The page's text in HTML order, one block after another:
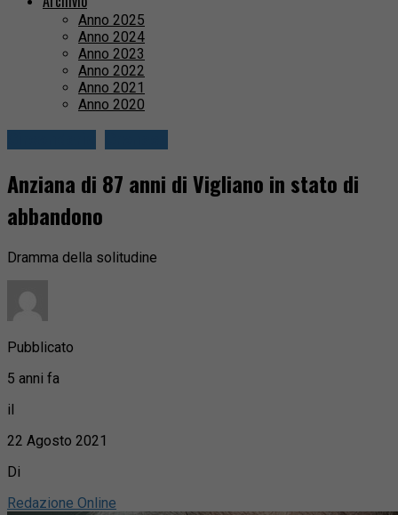
Anno 2025
Anno 2024
Anno 2023
Anno 2022
Anno 2021
Anno 2020
Anziana di 87 anni di Vigliano in stato di
abbandono
Dramma della solitudine
Pubblicato
5 anni fa
il
22 Agosto 2021
Di
Redazione Online